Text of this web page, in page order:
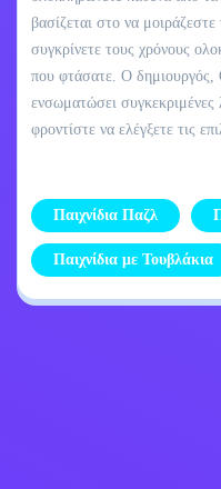
βασίζεται στο να
συγκρίνετε τους χρόνους
που φτάσατε. Ο δημιουργός,
ενσωματώσει συγκεκριμένες
φροντίστε να ελέγξετε τις
Παιχνίδια Παζλ
Παιχνίδια με Τουβλάκια